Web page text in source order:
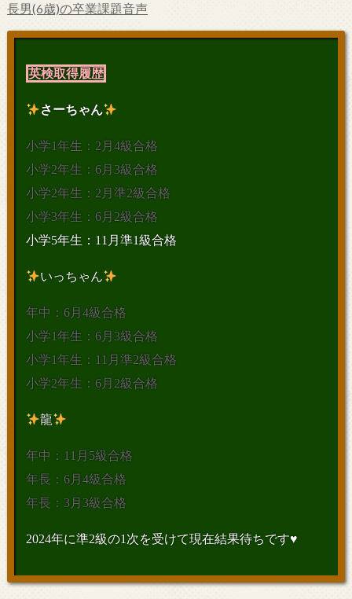
長男(6歳)の卒業課題音声
英検取得履歴
さーちゃん
小学1年生：2月4級合格
小学2年生：6月3級合格
小学2年生：2月準2級合格
小学3年生：6月2級合格
小学5年生：11月準1級合格
いっちゃん
年中：6月4級合格
小学1年生：6月3級合格
小学1年生：11月準2級合格
小学2年生：6月2級合格
龍
年中：11月5級合格
年長：6月4級合格
年長：3月3級合格
2024年に準2級の1次を受けて現在結果待ちです♥